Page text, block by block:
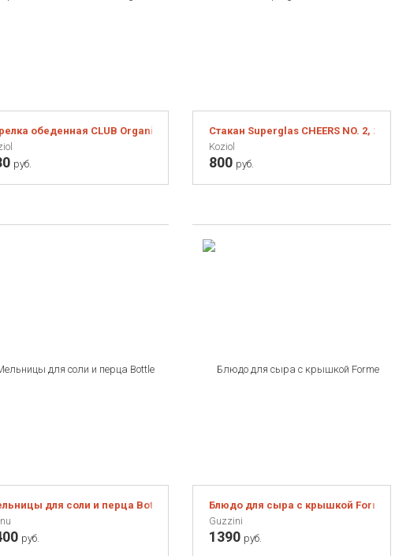
обеденная CLUB Organic, D 26 см, серая
руб.
Стакан Superglas CHEERS NO. 2,
Koziol
800 руб.
для соли и перца Bottle mini карбон-белый
руб.
Блюдо для сыра с крышкой Forme
Guzzini
1390 руб.